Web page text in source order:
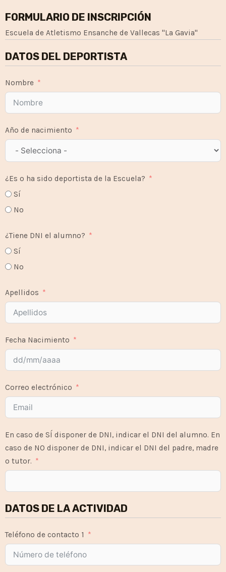
FORMULARIO DE INSCRIPCIÓN
Escuela de Atletismo Ensanche de Vallecas "La Gavia"
DATOS DEL DEPORTISTA
Nombre
Año de nacimiento
¿Es o ha sido deportista de la Escuela?
Sí
No
¿Tiene DNI el alumno?
Sí
No
Apellidos
Fecha Nacimiento
Correo electrónico
En caso de SÍ disponer de DNI, indicar el DNI del alumno. En
caso de NO disponer de DNI, indicar el DNI del padre, madre
o tutor.
DATOS DE LA ACTIVIDAD
Teléfono de contacto 1